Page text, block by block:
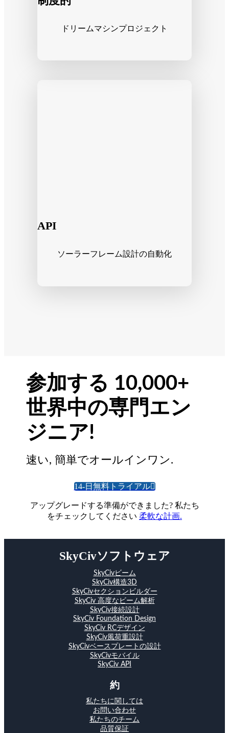
ドリームマシンプロジェクト
API
ソーラーフレーム設計の自動化
参加する 10,000+
世界中の専門エン
ジニア!
速い, 簡単でオールインワン.
14-日無料トライアル
アップグレードする準備ができました? 私たち
をチェックしてください 柔軟な計画.
SkyCivソフトウェア
SkyCivビーム
SkyCiv構造3D
SkyCivセクションビルダー
SkyCiv 高度なビーム解析
SkyCiv接続設計
SkyCiv Foundation Design
SkyCiv RCデザイン
SkyCiv風荷重設計
SkyCivベースプレートの設計
SkyCivモバイル
SkyCiv API
約
私たちに関しては
お問い合わせ
私たちのチーム
品質保証